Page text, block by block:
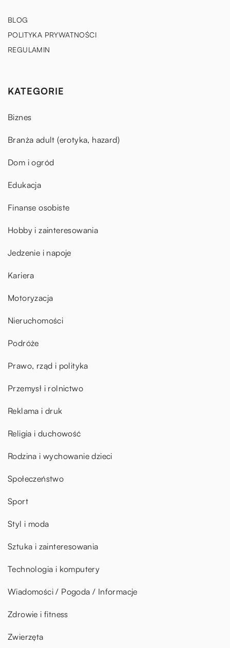
BLOG
POLITYKA PRYWATNOŚCI
REGULAMIN
KATEGORIE
Biznes
Branża adult (erotyka, hazard)
Dom i ogród
Edukacja
Finanse osobiste
Hobby i zainteresowania
Jedzenie i napoje
Kariera
Motoryzacja
Nieruchomości
Podróże
Prawo, rząd i polityka
Przemysł i rolnictwo
Reklama i druk
Religia i duchowość
Rodzina i wychowanie dzieci
Społeczeństwo
Sport
Styl i moda
Sztuka i zainteresowania
Technologia i komputery
Wiadomości / Pogoda / Informacje
Zdrowie i fitness
Zwierzęta